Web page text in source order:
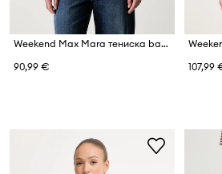
Weekend Max Mara тениска basic дамска от памук с еластан WKDMULTIJ
90,99 €
107,99